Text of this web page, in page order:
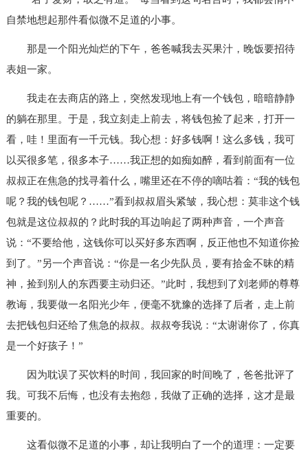
自禁地想起那件看似微不足道的小事。
那是一个阳光灿烂的下午，爸爸喊我去买果汁，晚饭要招待
表姐一家。
我走在去商店的路上，突然发现地上有一个钱包，暗暗静静
的躺在那里。于是，我立刻走上前去，将钱包捡了起来，打开一
看，哇！里面有一千元钱。我心想：好多钱啊！这么多钱，我可
以买很多笔，很多本子……我正想的如痴如醉，看到前面有一位
叔叔正在焦急的找寻着什么，嘴里还在不停的嘀咕着：“我的钱包
呢？我的钱包呢？……”看到叔叔眉头紧皱，我心想：莫非这个钱
包就是这位叔叔的？此时我的耳边响起了两种声音，一个声音
说：“不要给他，这钱你可以买好多东西啊，反正他也不知道你捡
到了。”另一个声音说：“你是一名少先队员，要有拾金不昧的精
神，捡到别人的东西要主动归还。”此时，我想到了刘老师的尊尊
教诲，我要做一名阳光少年，便毫不犹豫的选择了后者，走上前
去把钱包归还给了焦急的叔叔。叔叔夸我说：“太谢谢你了，你真
是一个好孩子！”
因为耽误了买饮料的时间，我回家的时间晚了，爸爸批评了
我。可我不后悔，也没有去抱怨，我做了正确的选择，这才是最
重要的。
这看似微不足道的小事，却让我明白了一个的道理：一定要